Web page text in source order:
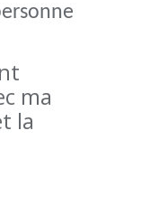
ma
la